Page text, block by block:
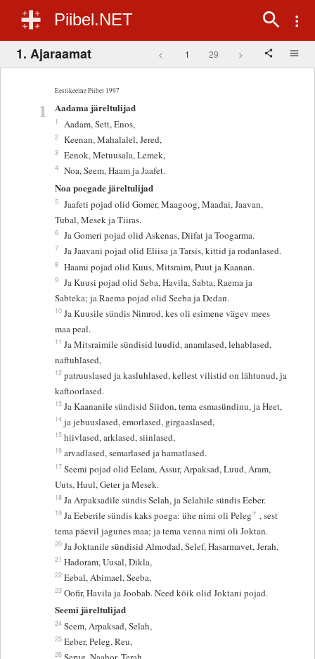
Piibel.NET
1. Ajaraamat < 1 29 >
Eestikeelne Piibel 1997
1 Aadama järeltulijad
1 Aadam, Sett, Enos,
2 Keenan, Mahalalel, Jered,
3 Eenok, Metuusala, Lemek,
4 Noa, Seem, Haam ja Jaafet.
Noa poegade järeltulijad
5 Jaafeti pojad olid Gomer, Maagoog, Maadai, Jaavan,
Tubal, Mesek ja Tiiras.
6 Ja Gomeri pojad olid Askenas, Diifat ja Toogarma.
7 Ja Jaavani pojad olid Eliisa ja Tarsis, kittid ja rodanlased.
8 Haami pojad olid Kuus, Mitsraim, Puut ja Kaanan.
9 Ja Kuusi pojad olid Seba, Havila, Sabta, Raema ja
Sabteka; ja Raema pojad olid Seeba ja Dedan.
10 Ja Kuusile sündis Nimrod, kes oli esimene vägev mees
maa peal.
11 Ja Mitsraimile sündisid luudid, anamlased, lehablased,
naftuhlased,
12 patruuslased ja kasluhlased, kellest vilistid on lähtunud, ja
kaftoorlased.
13 Ja Kaananile sündisid Siidon, tema esmasündinu, ja Heet,
14 ja jebuuslased, emorlased, girgaaslased,
15 hiivlased, arklased, siinlased,
16 arvadlased, semarlased ja hamatlased.
17 Seemi pojad olid Eelam, Assur, Arpaksad, Luud, Aram,
Uuts, Huul, Geter ja Mesek.
18 Ja Arpaksadile sündis Selah, ja Selahile sündis Eeber.
19 Ja Eeberile sündis kaks poega: ühe nimi oli Peleg+ , sest
tema päevil jagunes maa; ja tema venna nimi oli Joktan.
20 Ja Joktanile sündisid Almodad, Selef, Hasarmavet, Jerah,
21 Hadoram, Uusal, Dikla,
22 Eebal, Abimael, Seeba,
23 Oofir, Havila ja Joobab. Need kõik olid Joktani pojad.
Seemi järeltulijad
24 Seem, Arpaksad, Selah,
25 Eeber, Peleg, Reu,
26